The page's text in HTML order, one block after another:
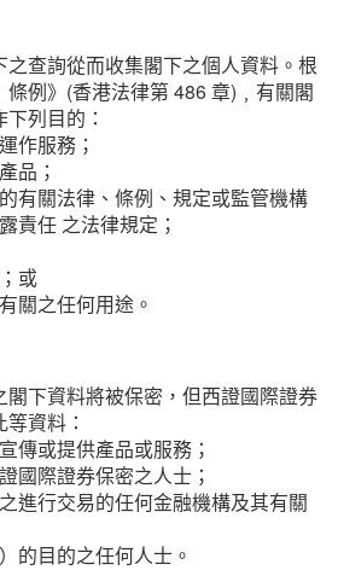
查詢從而收集閣下之個人資料。根
例》(香港法律第 486 章)﹐有關閣
列目的：
作服務；
品；
有關法律、條例、規定或監管機構
責任 之法律規定；
或
關之任何用途。
閣下資料將被保密，但西證國際證券
資料：
傳或提供產品或服務；
國際證券保密之人士；
進行交易的任何金融機構及其有關
的目的之任何人士。